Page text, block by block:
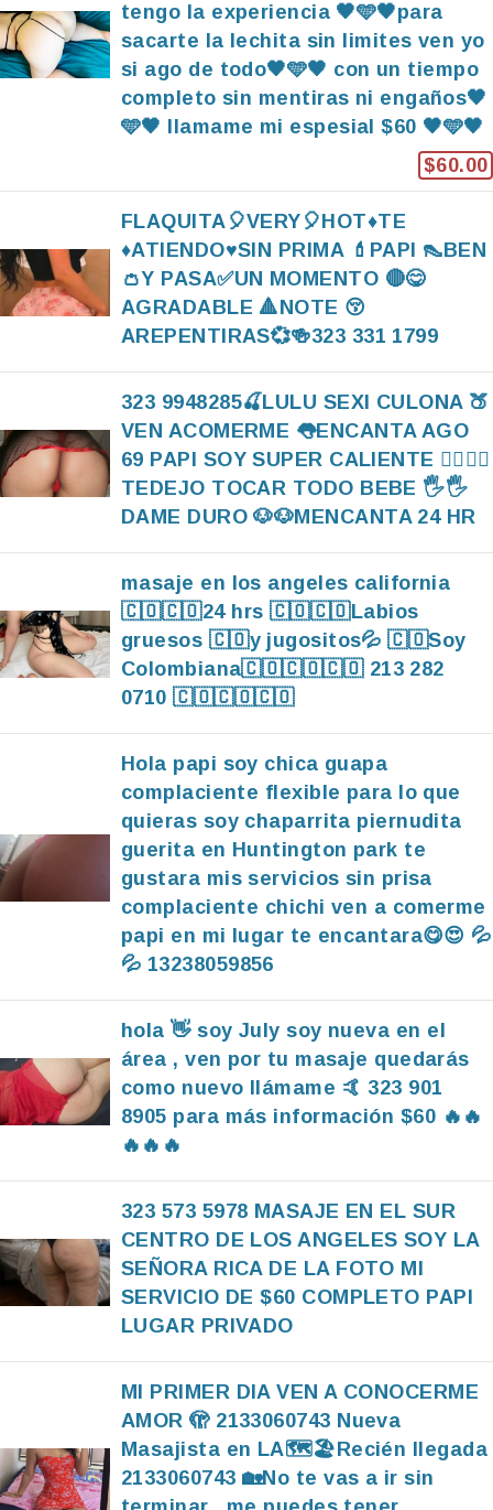
tengo la experiencia 🖤🩵🖤para
sacarte la lechita sin limites ven yo
si ago de todo🖤🩵🖤 con un tiempo
completo sin mentiras ni engaños🖤
🩵🖤 llamame mi espesial $60 🖤🩵🖤
$60.00
FLAQUITA🎈VERY🎈HOT♦️TE
♦️ATIENDO♥️SIN PRIMA 💄PAPI 👠BEN
👛Y PASA✅️UN MOMENTO 🔴😋
AGRADABLE 🔺️NOTE 😚
AREPENTIRAS💞🍻323 331 1799
323 9948285🍒LULU SEXI CULONA 🍑
VEN ACOMERME 👅ENCANTA AGO
69 PAPI SOY SUPER CALIENTE ❤️‍🔥❤️‍🔥
TEDEJO TOCAR TODO BEBE 🖐🖐
DAME DURO 🐶🐶MENCANTA 24 HR
masaje en los angeles california
🇨🇴🇨🇴24 hrs 🇨🇴🇨🇴Labios
gruesos 🇨🇴y jugositos💦 🇨🇴Soy
Colombiana🇨🇴🇨🇴🇨🇴 213 282
0710 🇨🇴🇨🇴🇨🇴
Hola papi soy chica guapa
complaciente flexible para lo que
quieras soy chaparrita piernudita
guerita en Huntington park te
gustara mis servicios sin prisa
complaciente chichi ven a comerme
papi en mi lugar te encantara😋😍 💦
💦 13238059856
hola 👋 soy July soy nueva en el
área , ven por tu masaje quedarás
como nuevo llámame 🤙 323 901
8905 para más información $60 🔥🔥
🔥🔥🔥
323 573 5978 MASAJE EN EL SUR
CENTRO DE LOS ANGELES SOY LA
SEÑORA RICA DE LA FOTO MI
SERVICIO DE $60 COMPLETO PAPI
LUGAR PRIVADO
MI PRIMER DIA VEN A CONOCERME
AMOR 🫣 2133060743 Nueva
Masajista en LA🗺️🏖️Recién llegada
2133060743 🏡No te vas a ir sin